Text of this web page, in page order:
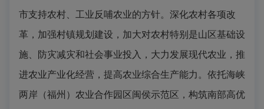
市支持农村、工业反哺农业的方针。深化农村各项改
革，加强村镇规划建设，加大对农村特别是山区基础设
施、防灾减灾和社会事业投入，大力发展现代农业，推
进农业产业化经营，提高农业综合生产能力。依托海峡
两岸（福州）农业合作园区闽侯示范区，构筑南部高优